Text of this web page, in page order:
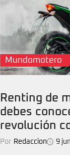
Mundomotero
Renting de
debes
revolución
Por Redaccion 9